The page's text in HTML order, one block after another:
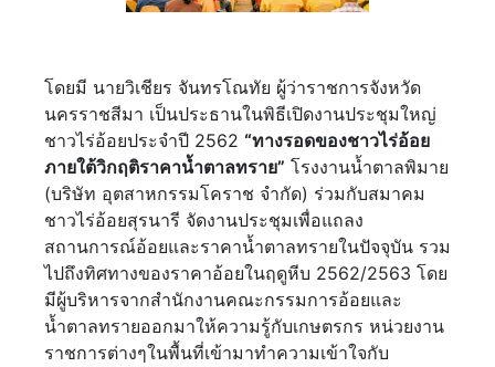
โดยมี นายวิเชียร จันทรโณทัย ผู้ว่าราชการจังหวัด
นครราชสีมา เป็นประธานในพิธีเปิดงานประชุมใหญ่
ชาวไร่อ้อยประจำปี 2562 “ทางรอดของชาวไร่อ้อย
ภายใต้วิกฤติราคาน้ำตาลทราย” โรงงานน้ำตาลพิมาย
(บริษัท อุตสาหกรรมโคราช จำกัด) ร่วมกับสมาคม
ชาวไร่อ้อยสุรนารี จัดงานประชุมเพื่อแถลง
สถานการณ์อ้อยและราคาน้ำตาลทรายในปัจจุบัน รวม
ไปถึงทิศทางของราคาอ้อยในฤดูหีบ 2562/2563 โดย
มีผู้บริหารจากสำนักงานคณะกรรมการอ้อยและ
น้ำตาลทรายออกมาให้ความรู้กับเกษตรกร หน่วยงาน
ราชการต่างๆในพื้นที่เข้ามาทำความเข้าใจกับ